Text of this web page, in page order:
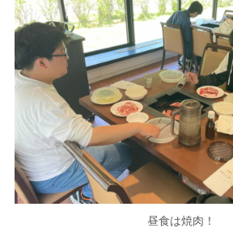
昼食は焼肉！